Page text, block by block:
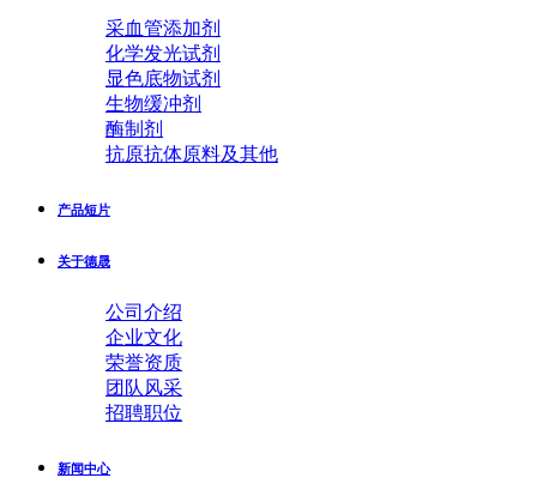
采血管添加剂
化学发光试剂
显色底物试剂
生物缓冲剂
酶制剂
抗原抗体原料及其他
产品短片
关于德晟
公司介绍
企业文化
荣誉资质
团队风采
招聘职位
新闻中心